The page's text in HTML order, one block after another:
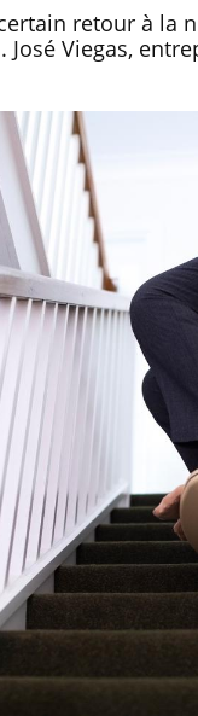
retour à la
Viegas,
Fortes
pourquoi
noyade
Le Viagra
freiner la
cancer ?
Pourquoi
de